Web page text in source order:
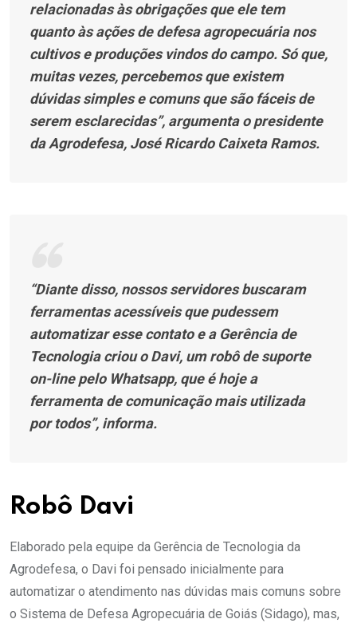
relacionadas às obrigações que ele tem
quanto às ações de defesa agropecuária nos
cultivos e produções vindos do campo. Só que,
muitas vezes, percebemos que existem
dúvidas simples e comuns que são fáceis de
serem esclarecidas”, argumenta o presidente
da Agrodefesa, José Ricardo Caixeta Ramos.
“Diante disso, nossos servidores buscaram
ferramentas acessíveis que pudessem
automatizar esse contato e a Gerência de
Tecnologia criou o Davi, um robô de suporte
on-line pelo Whatsapp, que é hoje a
ferramenta de comunicação mais utilizada
por todos”, informa.
Robô Davi
Elaborado pela equipe da Gerência de Tecnologia da
Agrodefesa, o Davi foi pensado inicialmente para
automatizar o atendimento nas dúvidas mais comuns sobre
o Sistema de Defesa Agropecuária de Goiás (Sidago), mas,